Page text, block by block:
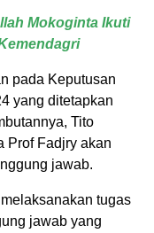
Mokoginta Ikuti
pada Keputusan
yang ditetapkan
Tito
Prof Fadjry akan
jawab.
tugas
jawab yang